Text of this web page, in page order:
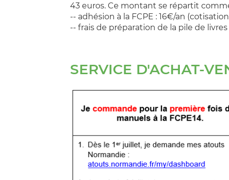
43 euros. Ce montant se répartit
-- adhésion à la FCPE : 16€/an
-- frais de préparation de la pile de livres
SERVICE D'ACHAT-